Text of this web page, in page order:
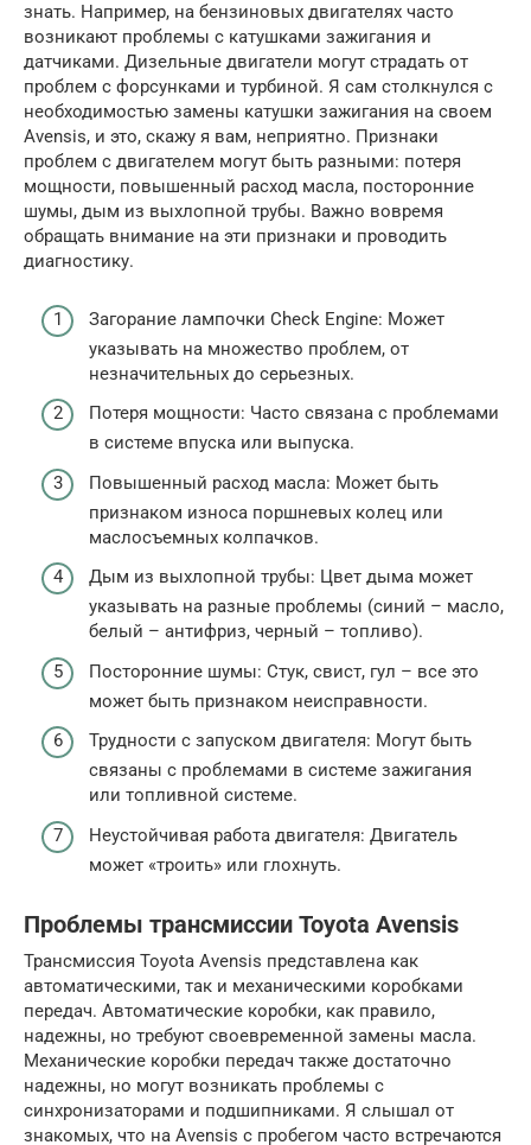
знать. Например, на бензиновых двигателях часто
возникают проблемы с катушками зажигания и
датчиками. Дизельные двигатели могут страдать от
проблем с форсунками и турбиной. Я сам столкнулся с
необходимостью замены катушки зажигания на своем
Avensis, и это, скажу я вам, неприятно. Признаки
проблем с двигателем могут быть разными: потеря
мощности, повышенный расход масла, посторонние
шумы, дым из выхлопной трубы. Важно вовремя
обращать внимание на эти признаки и проводить
диагностику.
Загорание лампочки Check Engine: Может
указывать на множество проблем, от
незначительных до серьезных.
Потеря мощности: Часто связана с проблемами
в системе впуска или выпуска.
Повышенный расход масла: Может быть
признаком износа поршневых колец или
маслосъемных колпачков.
Дым из выхлопной трубы: Цвет дыма может
указывать на разные проблемы (синий – масло,
белый – антифриз, черный – топливо).
Посторонние шумы: Стук, свист, гул – все это
может быть признаком неисправности.
Трудности с запуском двигателя: Могут быть
связаны с проблемами в системе зажигания
или топливной системе.
Неустойчивая работа двигателя: Двигатель
может «троить» или глохнуть.
Проблемы трансмиссии Toyota Avensis
Трансмиссия Toyota Avensis представлена как
автоматическими, так и механическими коробками
передач. Автоматические коробки, как правило,
надежны, но требуют своевременной замены масла.
Механические коробки передач также достаточно
надежны, но могут возникать проблемы с
синхронизаторами и подшипниками. Я слышал от
знакомых, что на Avensis с пробегом часто встречаются